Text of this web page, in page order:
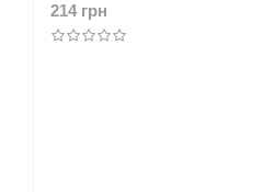
214 грн